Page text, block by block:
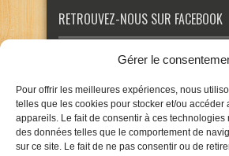
Gérer le
Pour offrir les meilleures expériences, nous
telles que les cookies pour stocker et/ou accéder
appareils. Le fait de consentir à ces technologies
des données telles que le comportement de
sur ce site. Le fait de ne pas consentir ou de
RETROUVEZ-NOUS SUR FACEBOOK